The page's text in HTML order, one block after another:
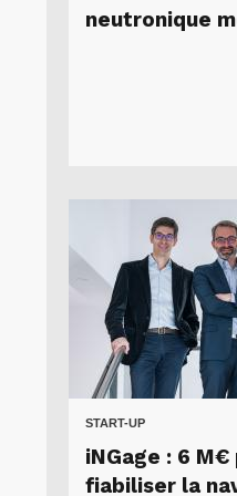
neutronique
START-UP
iNGage : 6 M€
fiabiliser la